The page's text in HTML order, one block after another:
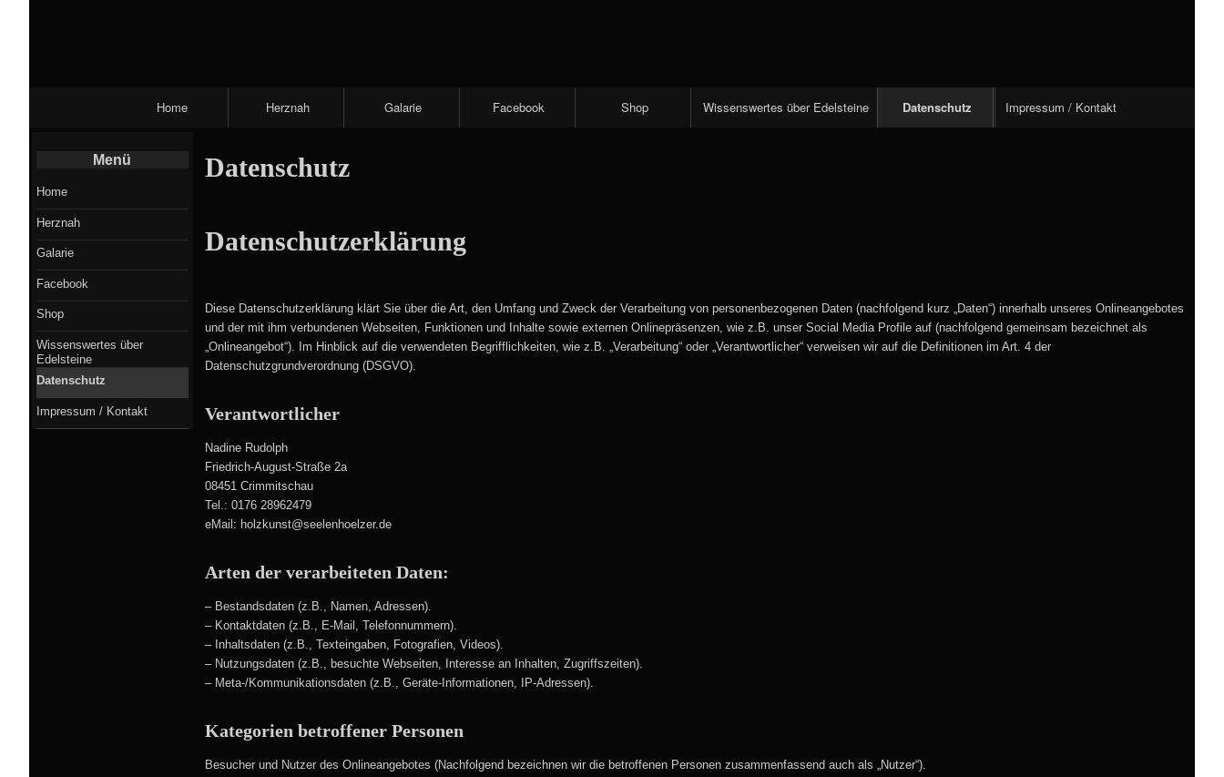
Home Herznah Galarie Facebook Shop Wissenswertes über Edelsteine Datenschutz Impressum / Kontakt
Datenschutz
Datenschutzerklärung
Diese Datenschutzerklärung klärt Sie über die Art, den Umfang und Zweck der Verarbeitung von personenbezogenen Daten (nachfolgend kurz „Daten“) innerhalb unseres Onlineangebotes
und der mit ihm verbundenen Webseiten, Funktionen und Inhalte sowie externen Onlinepräsenzen, wie z.B. unser Social Media Profile auf (nachfolgend gemeinsam bezeichnet als
„Onlineangebot“). Im Hinblick auf die verwendeten Begrifflichkeiten, wie z.B. „Verarbeitung“ oder „Verantwortlicher“ verweisen wir auf die Definitionen im Art. 4 der
Datenschutzgrundverordnung (DSGVO).
Verantwortlicher
Nadine Rudolph
Friedrich-August-Straße 2a
08451 Crimmitschau
Tel.: 0176 28962479
eMail: holzkunst@seelenhoelzer.de
Arten der verarbeiteten Daten:
– Bestandsdaten (z.B., Namen, Adressen).
– Kontaktdaten (z.B., E-Mail, Telefonnummern).
– Inhaltsdaten (z.B., Texteingaben, Fotografien, Videos).
– Nutzungsdaten (z.B., besuchte Webseiten, Interesse an Inhalten, Zugriffszeiten).
– Meta-/Kommunikationsdaten (z.B., Geräte-Informationen, IP-Adressen).
Kategorien betroffener Personen
Besucher und Nutzer des Onlineangebotes (Nachfolgend bezeichnen wir die betroffenen Personen zusammenfassend auch als „Nutzer“).
Menü
Home
Herznah
Galarie
Facebook
Shop
Wissenswertes über
Edelsteine
Datenschutz
Impressum / Kontakt